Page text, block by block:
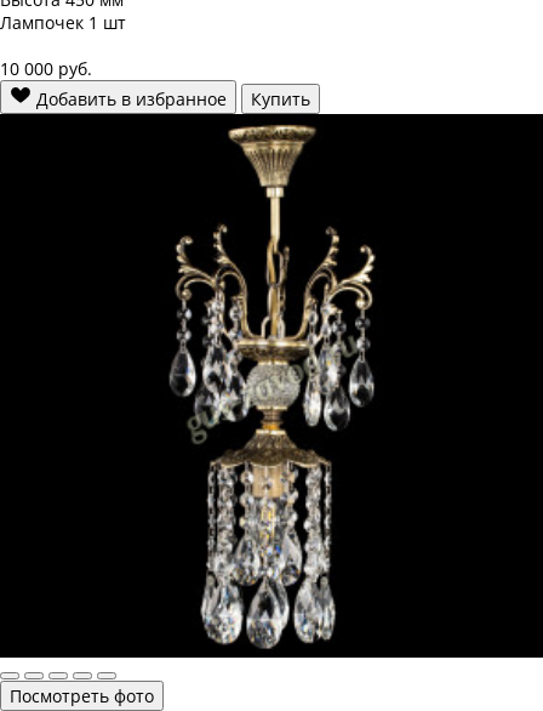
Лампочек 1 шт
10 000 руб.
Добавить в избранное
Купить
Посмотреть фото